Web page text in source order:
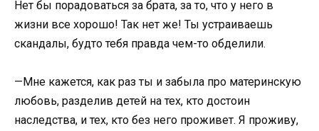
Нет бы порадоваться за брата, за то, что у него в
жизни все хорошо! Так нет же! Ты устраиваешь
скандалы, будто тебя правда чем-то обделили.
—Мне кажется, как раз ты и забыла про материнскую
любовь, разделив детей на тех, кто достоин
наследства, и тех, кто без него проживет. Я проживу,